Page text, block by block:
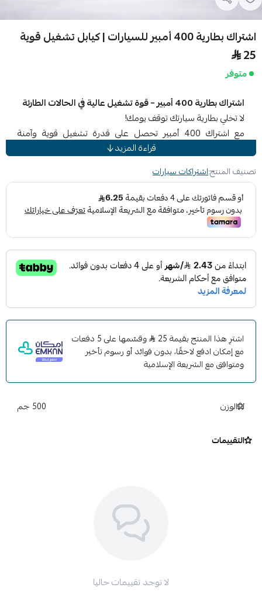
اشتراك بطارية 400 أمبير للسيارات | كيابل تشغيل قوية
25
متوفر
اشتراك بطارية 400 أمبير – قوة تشغيل عالية في الحالات الطارئة
لا تخلي بطارية سيارتك توقف يومك!
مع اشتراك 400 أمبير تحصل على قدرة تشغيل قوية وآمنة
تساعدك على تشغيل السيارة بسرعة وكفاءة عند ضعف أو نفاد
مصمم لتحمل التيار العالي وتقديم أداء ثابت، هذا الاشتراك مناسب
للسيارات الصغيرة والمتوسطة والكبيرة، وحتى بعض المركبات ذات
المحركات الأكبر. يوفر توصيل كهربائي مستقر بفضل الأسلاك
السميكة والمشابك المعدنية القوية.
⚡المميزات:
قدرة عالية 400 أمبير لتشغيل أقوى
أسلاك نحاسية سميكة لتمرير تيار ثابت
مشابك قوية بإمساك محكم على أقطاب البطارية
عزل آمن يتحمل الحرارة والاستخدام المتكرر
مناسب للاستخدام المنزلي والطوارئ والسفر
🚗 أمان… سرعة… واعتمادية
سواء كنت في البيت أو على الطريق أو في البر، وجود اشتراك 400
أمبير في سيارتك يمنحك راحة بال كاملة. أداة أساسية لكل سيارة.
قراءة المزيد
تصنيف المنتج:اشتراكات سيارات
اشترِ هذا المنتج بقيمة 25
وقسّمها على 5 دفعات
مع إمكان ادفع لاحقًا، بدون فوائد أو رسوم تأخير
ومتوافق مع الشريعة الإسلامية
الوزن 500 جم
التقييمات
لا توجد تقييمات حاليا